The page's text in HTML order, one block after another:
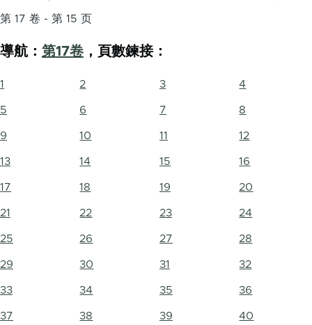
第 17 卷 - 第 15 页
導航： 第17卷 ，頁數鍊接：
1 2 3 4
5 6 7 8
9 10 11 12
13 14 15 16
17 18 19 20
21 22 23 24
25 26 27 28
29 30 31 32
33 34 35 36
37 38 39 40